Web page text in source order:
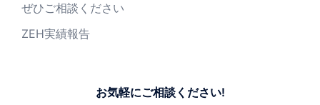
ぜひご相談ください
ZEH実績報告
お気軽にご相談ください!